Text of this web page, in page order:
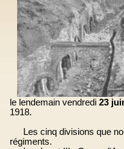
le lendemain vendredi 23
1918.
Les cinq divisions que
régiments.